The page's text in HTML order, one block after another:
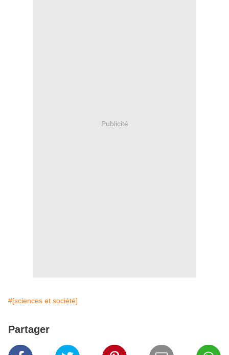
Publicité
#[sciences et société]
Partager